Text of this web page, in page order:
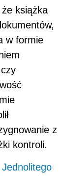
książka
w formie
z
kontroli.